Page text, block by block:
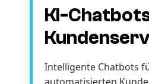
KI-
Intelligente Chatbots